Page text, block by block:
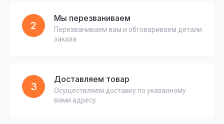
2
Мы перезваниваем
Перезваниваем вам и обговариваем детали
заказа
3
Доставляем товар
Осуществляем доставку по указанному
вами адресу